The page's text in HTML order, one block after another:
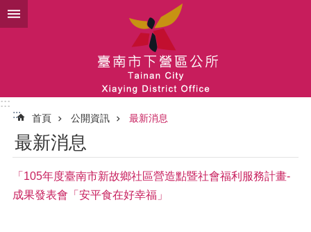
跳到主要內容區塊
:::
:::
首頁 公開資訊 最新消息
最新消息
「105年度臺南市新故鄉社區營造點暨社會福利服務計畫-
成果發表會「安平食在好幸福」